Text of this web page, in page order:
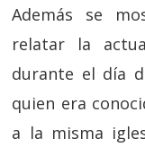
Además se
relatar la
durante el día
quien era
a la misma